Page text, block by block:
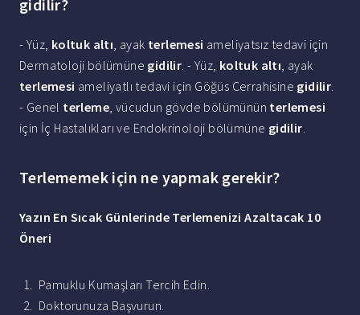
gidilir?
- Yüz, koltuk altı, ayak terlemesi ameliyatsız tedavi için
Dermatoloji bölümüne gidilir. - Yüz, koltuk altı, ayak
terlemesi ameliyatlı tedavi için Göğüs Cerrahisine gidilir.
- Genel terleme, vücudun gövde bölümünün terlemesi
için İç Hastalıkları ve Endokrinoloji bölümüne gidilir.
Terlememek için ne yapmak gerekir?
Yazın En Sıcak Günlerinde Terlemenizi Azaltacak 10
Öneri
Pamuklu Kumaşları Tercih Edin.
Doktorunuza Başvurun.